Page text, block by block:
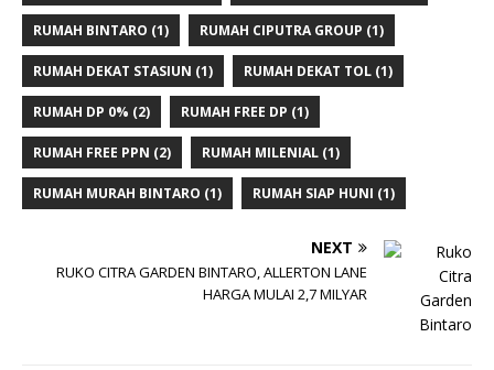
RUMAH BINTARO (1) RUMAH CIPUTRA GROUP (1)
RUMAH DEKAT STASIUN (1) RUMAH DEKAT TOL (1)
RUMAH DP 0% (2) RUMAH FREE DP (1)
RUMAH FREE PPN (2) RUMAH MILENIAL (1)
RUMAH MURAH BINTARO (1) RUMAH SIAP HUNI (1)
NEXT
RUKO CITRA GARDEN BINTARO, ALLERTON LANE
HARGA MULAI 2,7 MILYAR